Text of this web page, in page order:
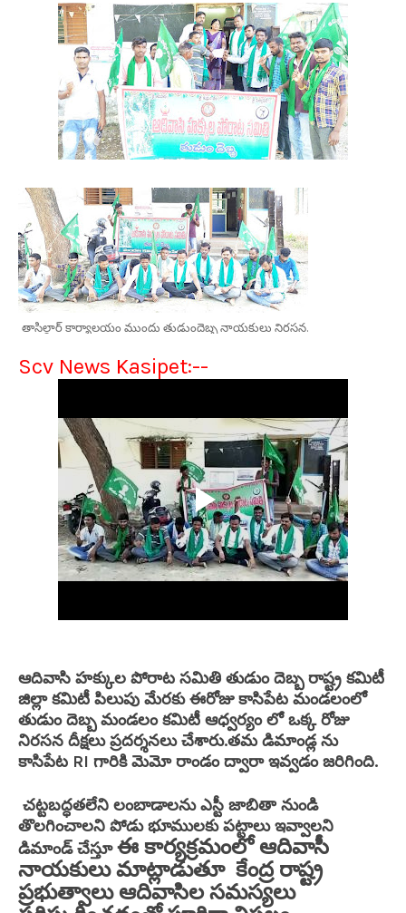
తాసిల్దార్ కార్యాలయం ముందు తుడుందెబ్బ నాయకులు నిరసన.
Scv News Kasipet:--
ఆదివాసి హక్కుల పోరాట సమితి తుడుం దెబ్బ రాష్ట్ర కమిటీ
జిల్లా కమిటీ పిలుపు మేరకు ఈరోజు కాసిపేట మండలంలో
తుడుం దెబ్బ మండలం కమిటీ ఆధ్వర్యం లో ఒక్క రోజు
నిరసన దీక్షలు ప్రదర్శనలు చేశారు.తమ డిమాండ్ల ను
కాసిపేట RI గారికి మెమో రాండం ద్వారా ఇవ్వడం జరిగింది.
చట్టబద్ధతలేని లంబాడాలను ఎస్టీ జాబితా నుండి
తొలగించాలని పోడు భూములకు పట్టాలు ఇవ్వాలని
డిమాండ్ చేస్తూఈ కార్యక్రమంలో ఆదివాసీ
నాయకులు మాట్లాడుతూ కేంద్ర రాష్ట్ర
ప్రభుత్వాలు ఆదివాసిల సమస్యలు